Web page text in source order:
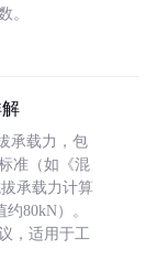
。
承载力，包
准（如《混
承载力计算
80kN）。
，适用于工